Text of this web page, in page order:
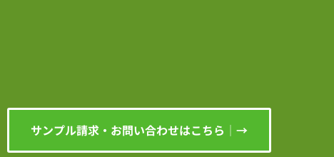
サンプル請求・お問い合わせはこちら│→